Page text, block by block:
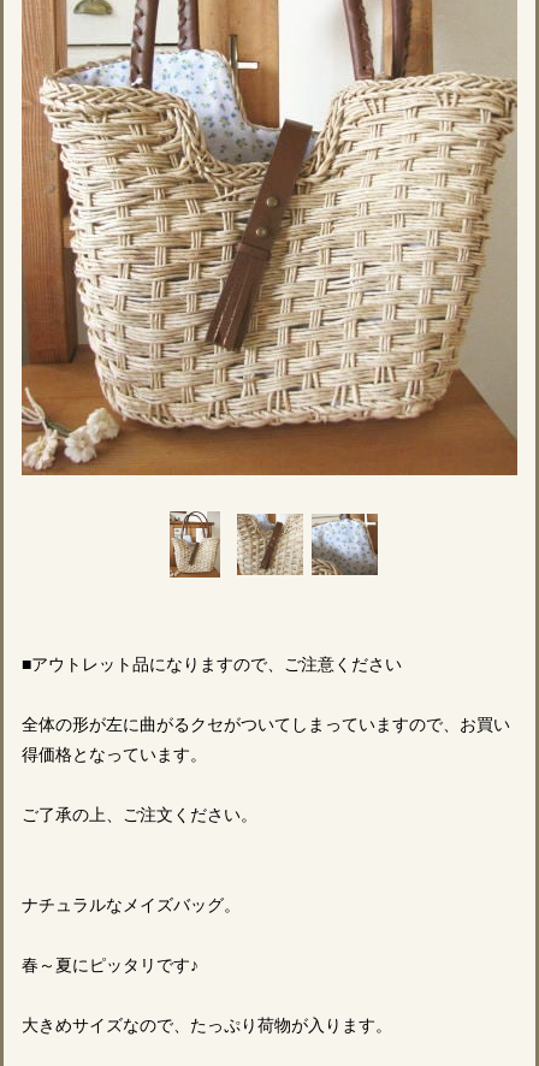
■アウトレット品になりますので、ご注意ください
全体の形が左に曲がるクセがついてしまっていますので、お買い
得価格となっています。
ご了承の上、ご注文ください。
ナチュラルなメイズバッグ。
春～夏にピッタリです♪
大きめサイズなので、たっぷり荷物が入ります。